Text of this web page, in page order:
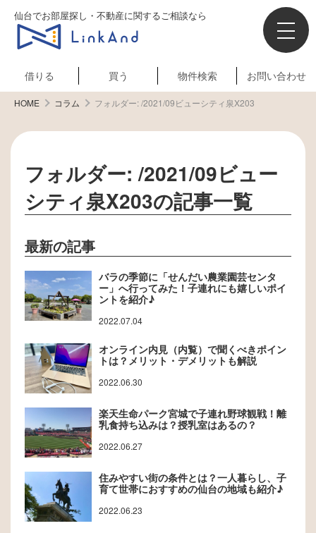
仙台でお部屋探し・不動産に関するご相談なら
借りる 買う 物件検索 お問い合わせ
HOME コラム フォルダー:/2021/09ビューシティ泉X203
フォルダー:/2021/09ビュー
シティ泉X203の記事一覧
最新の記事
バラの季節に「せんだい農業園芸センタ
ー」へ行ってみた！子連れにも嬉しいポイ
ントを紹介♪
2022.07.04
オンライン内見（内覧）で聞くべきポイン
トは？メリット・デメリットも解説
2022.06.30
楽天生命パーク宮城で子連れ野球観戦！離
乳食持ち込みは？授乳室はあるの？
2022.06.27
住みやすい街の条件とは？一人暮らし、子
育て世帯におすすめの仙台の地域も紹介♪
2022.06.23